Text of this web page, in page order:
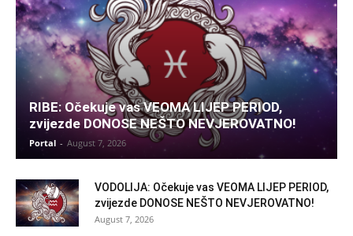
RIBE: Očekuje vas VEOMA LIJEP PERIOD,
zvijezde DONOSE NEŠTO NEVJEROVATNO!
Portal - August 7, 2026
VODOLIJA: Očekuje vas VEOMA LIJEP PERIOD,
zvijezde DONOSE NEŠTO NEVJEROVATNO!
August 7, 2026